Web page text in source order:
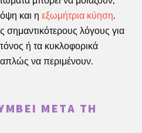
και η εξωμήτρια κύηση.
σημαντικότερους λόγους για
ή τα κυκλοφορικά
να περιμένουν.
ΜΕΤΆ ΤΗ